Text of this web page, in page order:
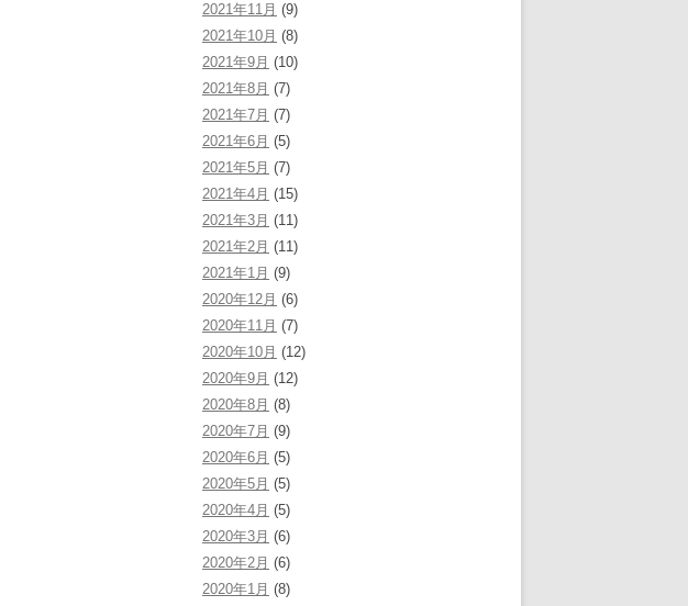
2021年11月 (9)
2021年10月 (8)
2021年9月 (10)
2021年8月 (7)
2021年7月 (7)
2021年6月 (5)
2021年5月 (7)
2021年4月 (15)
2021年3月 (11)
2021年2月 (11)
2021年1月 (9)
2020年12月 (6)
2020年11月 (7)
2020年10月 (12)
2020年9月 (12)
2020年8月 (8)
2020年7月 (9)
2020年6月 (5)
2020年5月 (5)
2020年4月 (5)
2020年3月 (6)
2020年2月 (6)
2020年1月 (8)